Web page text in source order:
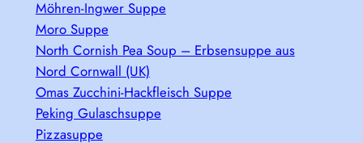
Möhren-Ingwer Suppe
Moro Suppe
North Cornish Pea Soup – Erbsensuppe aus
Nord Cornwall (UK)
Omas Zucchini-Hackfleisch Suppe
Peking Gulaschsuppe
Pizzasuppe